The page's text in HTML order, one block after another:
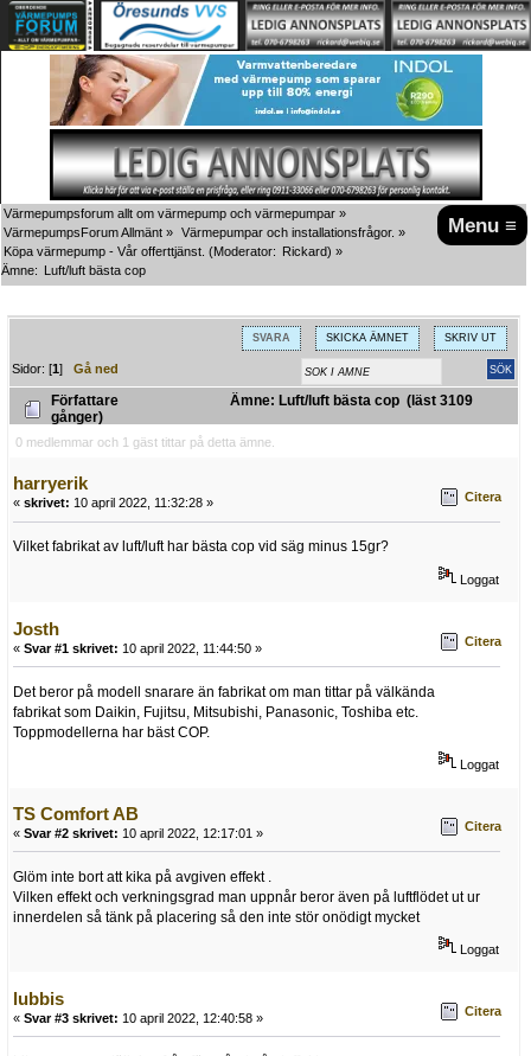
Menu ≡
Värmepumpsforum allt om värmepump och värmepumpar »
VärmepumpsForum Allmänt » Värmepumpar och installationsfrågor. »
Köpa värmepump - Vår offerttjänst. (Moderator: Rickard) »
Ämne: Luft/luft bästa cop
SVARA SKICKA ÄMNET SKRIV UT
Sidor: [1]Gå ned
Författare
Ämne: Luft/luft bästa cop (läst 3109
gånger)
0 medlemmar och 1 gäst tittar på detta ämne.
harryerik
« skrivet: 10 april 2022, 11:32:28 » Citera
Vilket fabrikat av luft/luft har bästa cop vid säg minus 15gr?
Loggat
Josth
« Svar #1 skrivet: 10 april 2022, 11:44:50 » Citera
Det beror på modell snarare än fabrikat om man tittar på välkända
fabrikat som Daikin, Fujitsu, Mitsubishi, Panasonic, Toshiba etc.
Toppmodellerna har bäst COP.
Loggat
TS Comfort AB
« Svar #2 skrivet: 10 april 2022, 12:17:01 » Citera
Glöm inte bort att kika på avgiven effekt .
Vilken effekt och verkningsgrad man uppnår beror även på luftflödet ut ur
innerdelen så tänk på placering så den inte stör onödigt mycket
Loggat
lubbis
« Svar #3 skrivet: 10 april 2022, 12:40:58 » Citera